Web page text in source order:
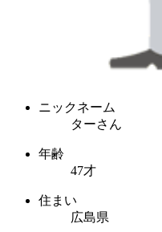
ニックネーム
ターさん
年齢
47才
住まい
広島県